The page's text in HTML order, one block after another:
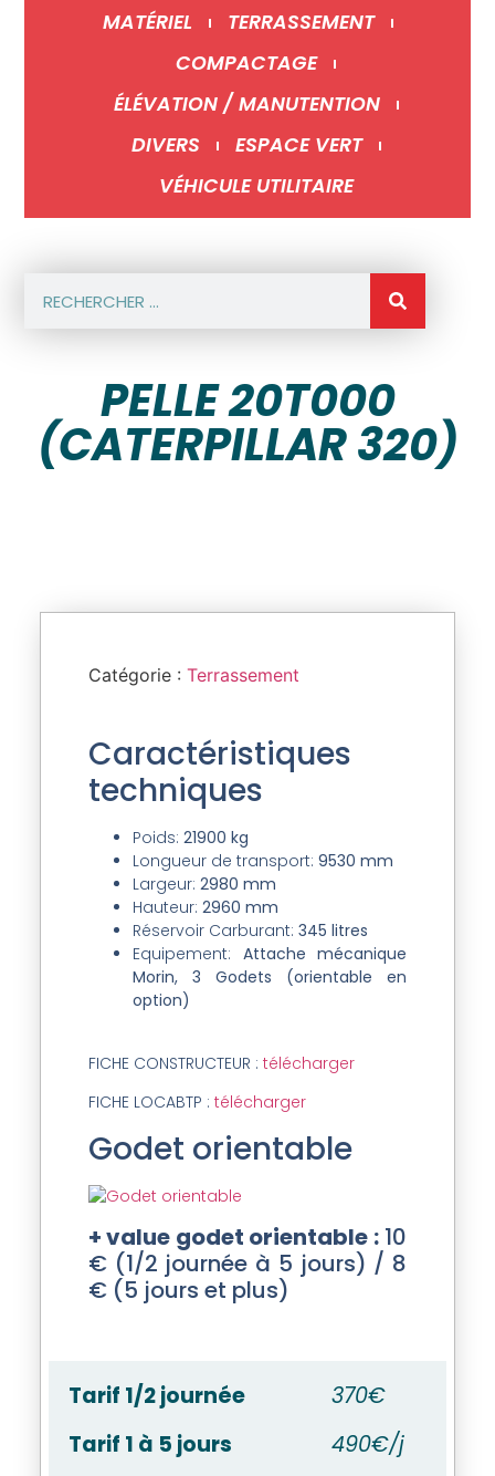
MATÉRIEL
TERRASSEMENT
COMPACTAGE
ÉLÉVATION / MANUTENTION
DIVERS
ESPACE VERT
VÉHICULE UTILITAIRE
PELLE 20T000
(CATERPILLAR 320)
Catégorie :Terrassement
Caractéristiques
techniques
Poids:21900 kg
Longueur de transport:9530 mm
Largeur:2980 mm
Hauteur:2960 mm
Réservoir Carburant:345 litres
Equipement: Attache mécanique
Morin, 3 Godets (orientable en
option)
FICHE CONSTRUCTEUR :télécharger
FICHE LOCABTP :télécharger
Godet orientable
+ value godet orientable :10
€ (1/2 journée à 5 jours) / 8
€ (5 jours et plus)
Tarif 1/2 journée
370€
Tarif 1 à 5 jours
490€/j